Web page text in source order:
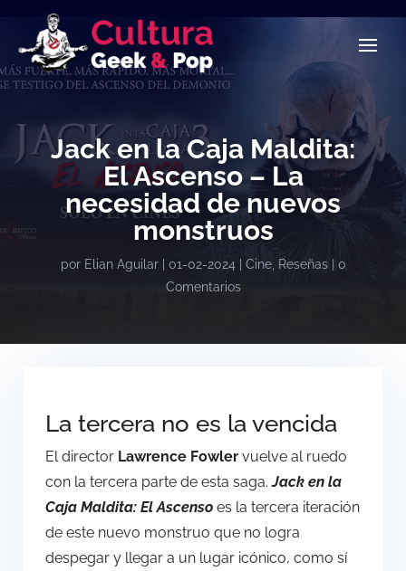
Jack en la Caja Maldita:
El Ascenso – La
necesidad de nuevos
monstruos
por Elian Aguilar| 01-02-2024 Cine, Reseñas| 0
Comentarios
La tercera no es la vencida
El director Lawrence Fowler vuelve al ruedo
con la tercera parte de esta saga.Jack en la
Caja Maldita: El Ascenso es la tercera iteración
de este nuevo monstruo que no logra
despegar y llegar a un lugar icónico, como sí